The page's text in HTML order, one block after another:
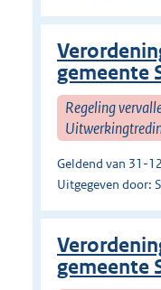
gemeente
Regeling
Geldend van 31-
Uitgegeven door:
gemeente